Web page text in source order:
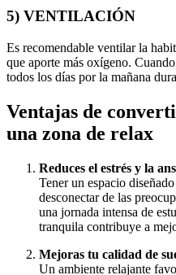
5) VENTILACIÓN
Es recomendable ventilar la
que aporte más oxígeno.
todos los días por la mañana
Ventajas de
una zona de relax
Reduces el estrés y la
Tener un espacio
desconectar de las
una jornada intensa de
tranquila contribuye a
Mejoras tu calidad de
Un ambiente relajante